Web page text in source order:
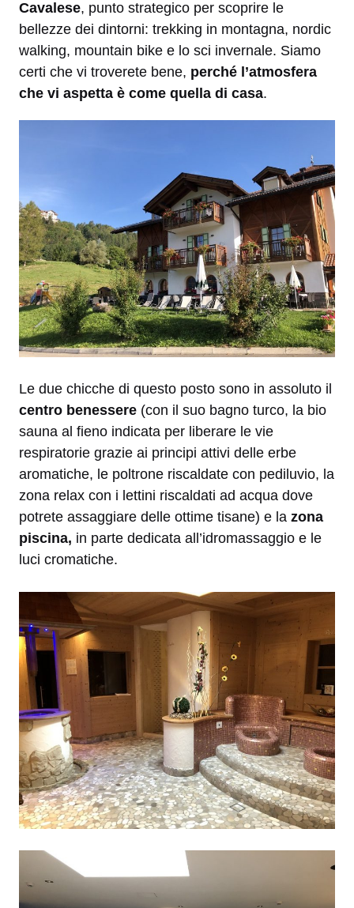
Cavalese, punto strategico per scoprire le
bellezze dei dintorni: trekking in montagna, nordic
walking, mountain bike e lo sci invernale. Siamo
certi che vi troverete bene, perché l’atmosfera
che vi aspetta è come quella di casa.
Le due chicche di questo posto sono in assoluto il
centro benessere (con il suo bagno turco, la bio
sauna al fieno indicata per liberare le vie
respiratorie grazie ai principi attivi delle erbe
aromatiche, le poltrone riscaldate con pediluvio, la
zona relax con i lettini riscaldati ad acqua dove
potrete assaggiare delle ottime tisane) e la zona
piscina, in parte dedicata all’idromassaggio e le
luci cromatiche.